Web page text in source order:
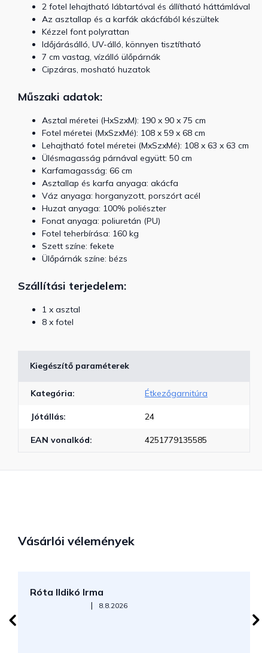
2 fotel lehajtható lábtartóval és állítható háttámlával
Az asztallap és a karfák akácfából készültek
Kézzel font polyrattan
Időjárásálló, UV-álló, könnyen tisztítható
7 cm vastag, vízálló ülőpárnák
Cipzáras, mosható huzatok
Műszaki adatok:
Asztal méretei (HxSzxM): 190 x 90 x 75 cm
Fotel méretei (MxSzxMé): 108 x 59 x 68 cm
Lehajtható fotel méretei (MxSzxMé): 108 x 63 x 63 cm
Ülésmagasság párnával együtt: 50 cm
Karfamagasság: 66 cm
Asztallap és karfa anyaga: akácfa
Váz anyaga: horganyzott, porszórt acél
Huzat anyaga: 100% poliészter
Fonat anyaga: poliuretán (PU)
Fotel teherbírása: 160 kg
Szett színe: fekete
Ülőpárnák színe: bézs
Szállítási terjedelem:
1 x asztal
8 x fotel
Kiegészítő paraméterek
Kategória: Étkezőgarnitúra
Jótállás: 24
EAN vonalkód: 4251779135585
Vásárlói vélemények
Róta Ildikó Irma
Az áruház értékelése 5-ből 5 csillag.
| 8.8.2026